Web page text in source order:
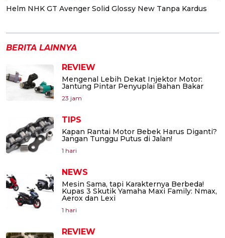
Helm NHK GT Avenger Solid Glossy New Tanpa Kardus
BERITA LAINNYA
REVIEW
Mengenal Lebih Dekat Injektor Motor:
Jantung Pintar Penyuplai Bahan Bakar
23 jam
TIPS
Kapan Rantai Motor Bebek Harus Diganti?
Jangan Tunggu Putus di Jalan!
1 hari
NEWS
Mesin Sama, tapi Karakternya Berbeda!
Kupas 3 Skutik Yamaha Maxi Family: Nmax,
Aerox dan Lexi
1 hari
REVIEW